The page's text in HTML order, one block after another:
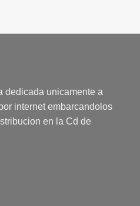
dedicada unicamente a
internet embarcandolos
en la Cd de